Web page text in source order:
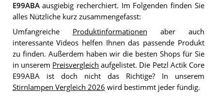
E99ABAausgiebig recherchiert. Im Folgenden finden Sie
alles Nützliche kurz zusammengefasst:
Umfangreiche Produktinformationen aber auch
interessante Videos helfen Ihnen das passende Produkt
zu finden. Außerdem haben wir die besten Shops für Sie
in unserem Preisvergleich aufgelistet. Die Petzl Actik Core
E99ABA ist doch nicht das Richtige? In unserem
Stirnlampen Vergleich 2026 wird bestimmt jeder fündig.